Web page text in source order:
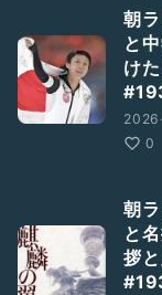
朝
と
け
0
朝
と
拶